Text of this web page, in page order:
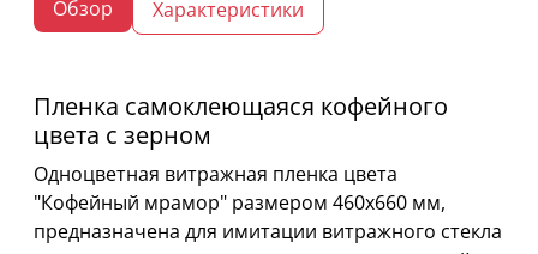
Обзор Характеристики
Пленка самоклеющаяся кофейного
цвета с зерном
Одноцветная витражная пленка цвета
"Кофейный мрамор" размером 460х660 мм,
предназначена для имитации витражного стекла